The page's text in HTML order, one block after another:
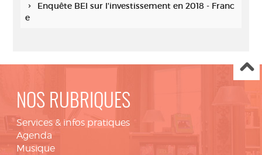
Enquête BEI sur l'investissement en 2018 - Franc
e
NOS RUBRIQUES
Services & infos pratiques
Agenda
Musique